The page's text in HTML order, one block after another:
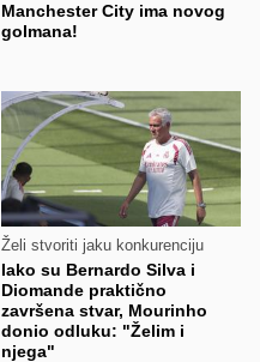
Manchester City ima novog
golmana!
Želi stvoriti jaku konkurenciju
Iako su Bernardo Silva i
Diomande praktično
završena stvar, Mourinho
donio odluku: "Želim i
njega"